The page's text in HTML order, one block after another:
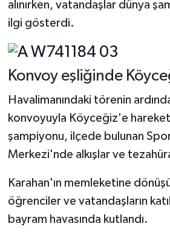
alınırken, vatandaşlar dünya
ilgi gösterdi.
Konvoy eşliğinde
Havalimanındaki törenin
konvoyuyla Köyceğiz'e
şampiyonu, ilçede bulunan
Merkezi'nde alkışlar ve
Karahan'ın memleketine
öğrenciler ve vatandaşların
bayram havasında kutlandı.